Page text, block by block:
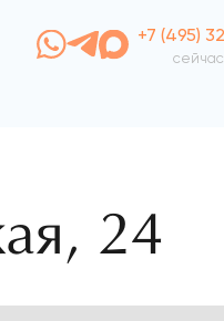
+7 (495)
24